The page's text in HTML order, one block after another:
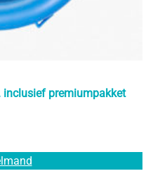
inclusief premiumpakket